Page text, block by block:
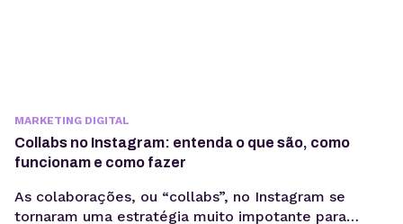
MARKETING DIGITAL
Collabs no Instagram: entenda o que são, como
funcionam e como fazer
As colaborações, ou “collabs”, no Instagram se
tornaram uma estratégia muito impotante para